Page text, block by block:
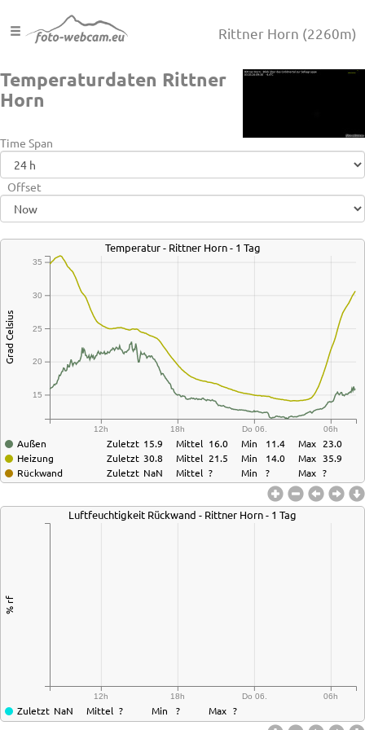
Rittner Horn (2260m)
Temperaturdaten Rittner
Horn
Time Span
Offset
Temperatur - Rittner Horn - 1 Tag
12h 18h Do 06. 06h
15
20
25
30
35
Grad Celsius
Außen
Heizung
Rückwand
Zuletzt
Zuletzt
Zuletzt
15.9
30.8
NaN
Mittel
Mittel
Mittel
16.0
21.5
?
Min
Min
Min
11.4
14.0
?
Max
Max
Max
23.0
35.9
?
Luftfeuchtigkeit Rückwand - Rittner Horn - 1 Tag
12h 18h Do 06. 06h
% rf
Zuletzt NaN Mittel ? Min ? Max ?